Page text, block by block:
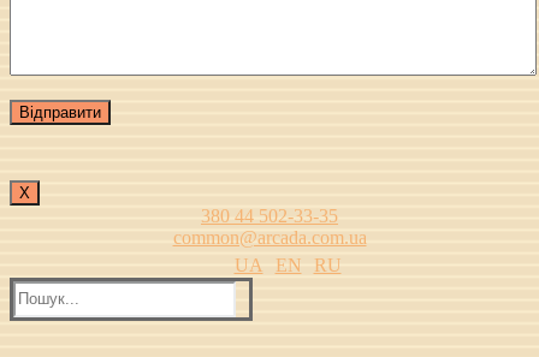
Х
380 44 502-33-35
common@arcada.com.ua
UA
EN
RU
Пошук: